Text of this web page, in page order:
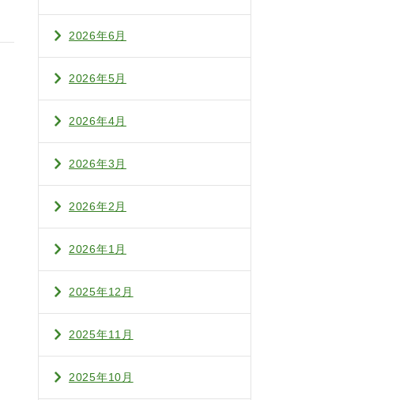
2026年6月
2026年5月
2026年4月
2026年3月
2026年2月
2026年1月
2025年12月
2025年11月
2025年10月